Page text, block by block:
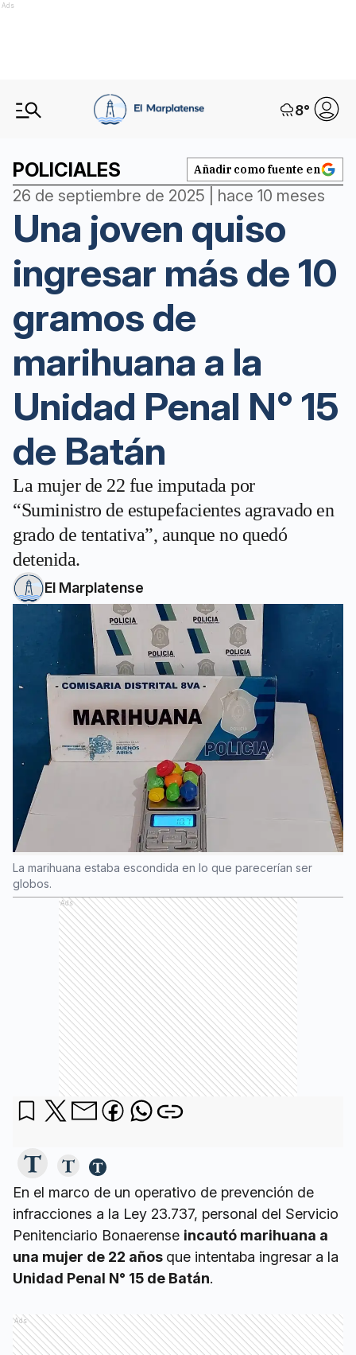
Ads
8°
POLICIALES Añadir como fuente en
26 de septiembre de 2025 | hace 10 meses
Una joven quiso
ingresar más de 10
gramos de
marihuana a la
Unidad Penal N° 15
de Batán
La mujer de 22 fue imputada por
“Suministro de estupefacientes agravado en
grado de tentativa”, aunque no quedó
detenida.
El Marplatense
La marihuana estaba escondida en lo que parecerían ser
globos.
Ads
En el marco de un operativo de prevención de
infracciones a la Ley 23.737, personal del Servicio
Penitenciario Bonaerense incautó marihuana a
una mujer de 22 años que intentaba ingresar a la
Unidad Penal N° 15 de Batán.
Ads